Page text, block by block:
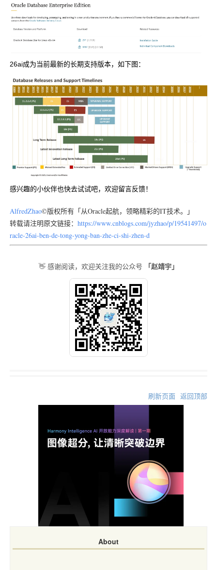
26ai成为当前最新的长期支持版本，如下图：
感兴趣的小伙伴也快去试试吧，欢迎留言反馈！
AlfredZhao©版权所有「从Oracle起航，领略精彩的IT技术。」
转载请注明原文链接： https://www.cnblogs.com/jyzhao/p/19541497/o
racle-26ai-ben-de-tong-yong-ban-zhe-ci-shi-zhen-d
👋 感谢阅读，欢迎关注我的公众号 「赵靖宇」
刷新页面 返回顶部
About